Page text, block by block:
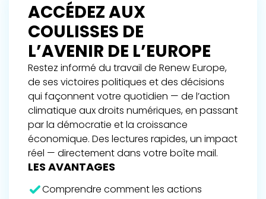
ACCÉDEZ AUX
COULISSES DE
L’AVENIR DE L’EUROPE
Restez informé du travail de Renew Europe,
de ses victoires politiques et des décisions
qui façonnent votre quotidien — de l’action
climatique aux droits numériques, en passant
par la démocratie et la croissance
économique. Des lectures rapides, un impact
réel — directement dans votre boîte mail.
LES AVANTAGES
Comprendre comment les actions